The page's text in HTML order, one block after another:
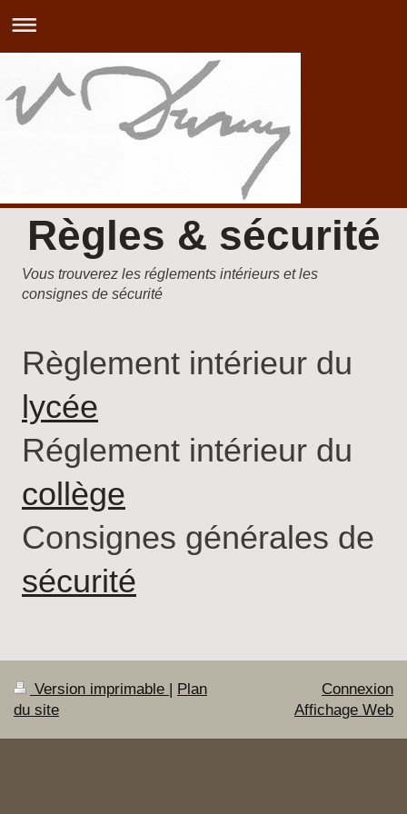
Règles & sécurité
Vous trouverez les réglements intérieurs et les
consignes de sécurité
Règlement intérieur du
lycée
Réglement intérieur du
collège
Consignes générales de
sécurité
Version imprimable | Plan
du site
Connexion
Affichage Web